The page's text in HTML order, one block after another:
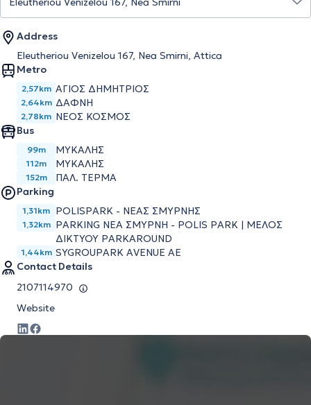
Address
Eleutheriou Venizelou 167, Nea Smirni, Attica
Metro
2,57km ΑΓΙΟΣ ΔΗΜΗΤΡΙΟΣ
2,64km ΔΑΦΝΗ
2,78km ΝΕΟΣ ΚΟΣΜΟΣ
Bus
99m ΜΥΚΑΛΗΣ
112m ΜΥΚΑΛΗΣ
152m
ΠΑΛ. ΤΕΡΜΑ
Parking
1,31km POLISPARK - ΝΕΑΣ ΣΜΥΡΝΗΣ
1,32km PARKING ΝΕΑ ΣΜΥΡΝΗ - POLIS PARK | ΜΕΛΟΣ
ΔΙΚΤΥΟΥ PARKAROUND
1,44km SYGROUPARK AVENUE AE
Contact Details
2107114970
Website